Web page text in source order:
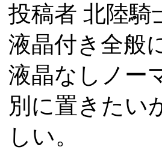
投稿者 北陸騎
液晶付き全般
液晶なしノー
別に置きたい
しい。